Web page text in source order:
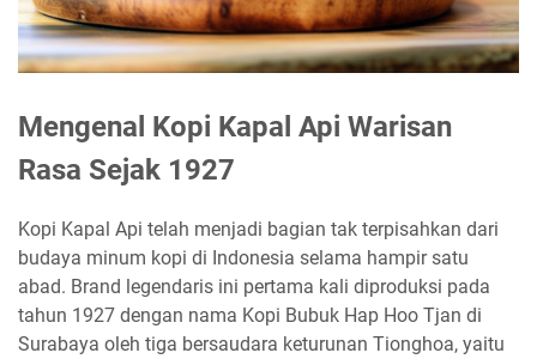
Mengenal Kopi Kapal Api Warisan
Rasa Sejak 1927
Kopi Kapal Api telah menjadi bagian tak terpisahkan dari
budaya minum kopi di Indonesia selama hampir satu
abad. Brand legendaris ini pertama kali diproduksi pada
tahun 1927 dengan nama Kopi Bubuk Hap Hoo Tjan di
Surabaya oleh tiga bersaudara keturunan Tionghoa, yaitu